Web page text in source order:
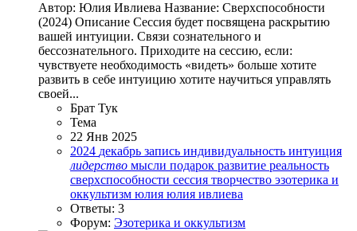
Автор: Юлия Ивлиева Название: Сверхспособности
(2024) Описание Сессия будет посвящена раскрытию
вашей интуиции. Связи сознательного и
бессознательного. Приходите на сессию, если:
чувствуете необходимость «видеть» больше хотите
развить в себе интуицию хотите научиться управлять
своей...
Брат Тук
Тема
22 Янв 2025
2024 декабрь запись индивидуальность интуиция
лидерство мысли подарок развитие реальность
сверхспособности сессия творчество эзотерика и
оккультизм юлия юлия ивлиева
Ответы: 3
Форум: Эзотерика и оккультизм